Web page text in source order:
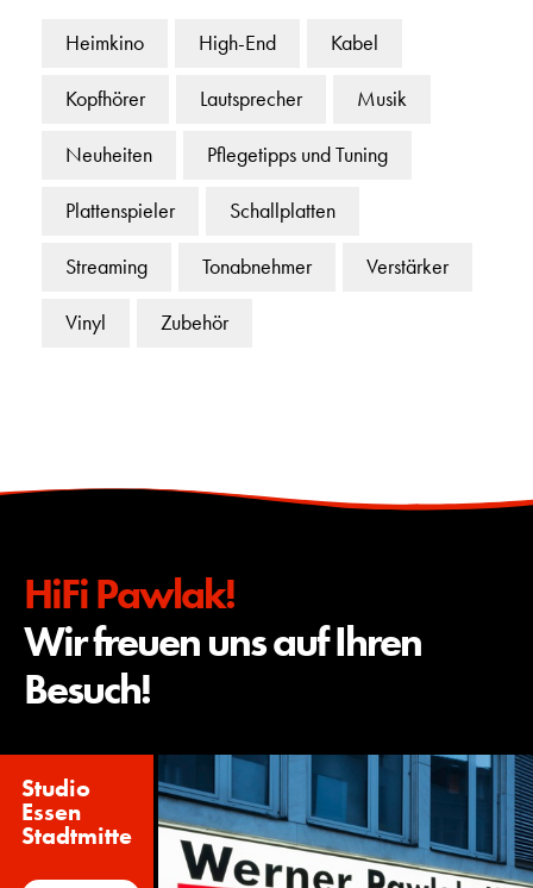
Heimkino High-End Kabel
Kopfhörer Lautsprecher Musik
Neuheiten Pflegetipps und Tuning
Plattenspieler Schallplatten
Streaming Tonabnehmer Verstärker
Vinyl Zubehör
HiFi Pawlak!
Wir freuen uns auf Ihren
Besuch!
Studio
Essen
Stadtmitte